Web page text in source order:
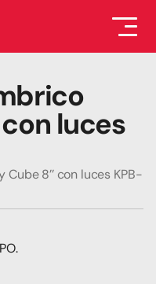
con luces
8’’ con luces KPB-